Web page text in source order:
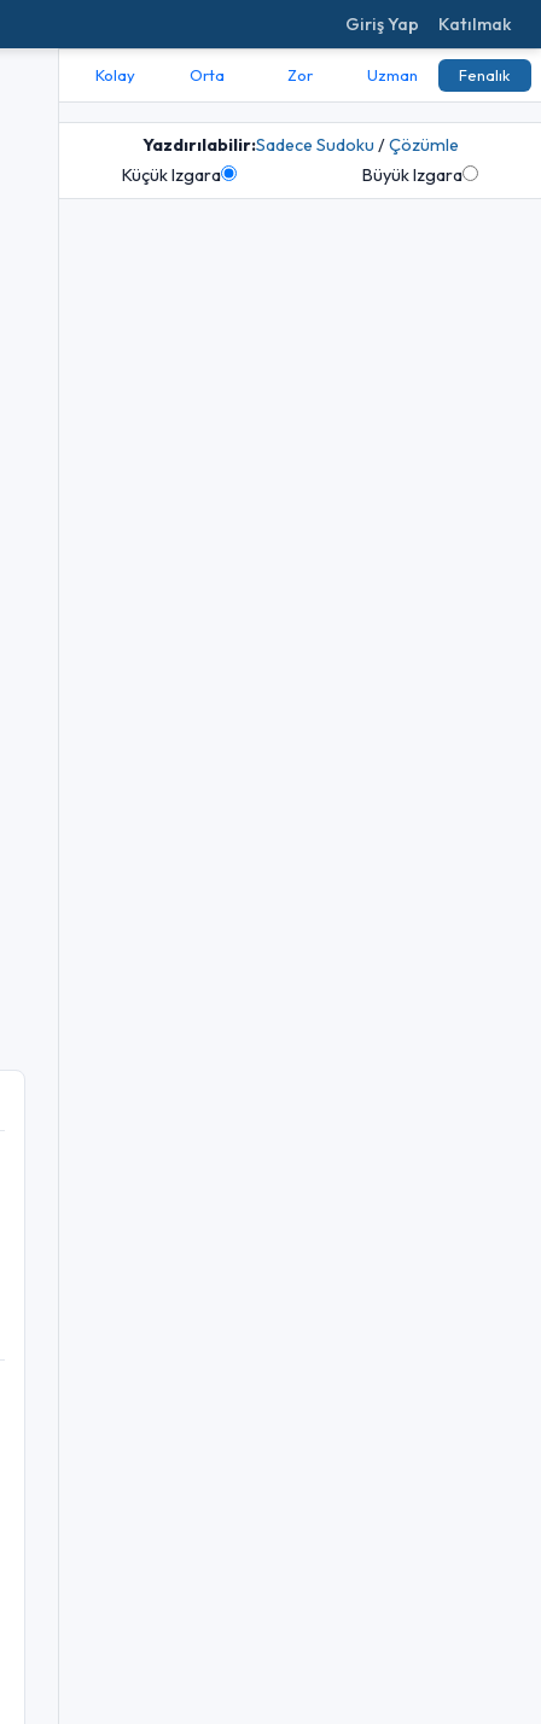
Giriş Yap Katılmak
Kolay Orta Zor Uzman Fenalık
Yazdırılabilir:Sadece Sudoku /Çözümle
Küçük Izgara
Büyük Izgara